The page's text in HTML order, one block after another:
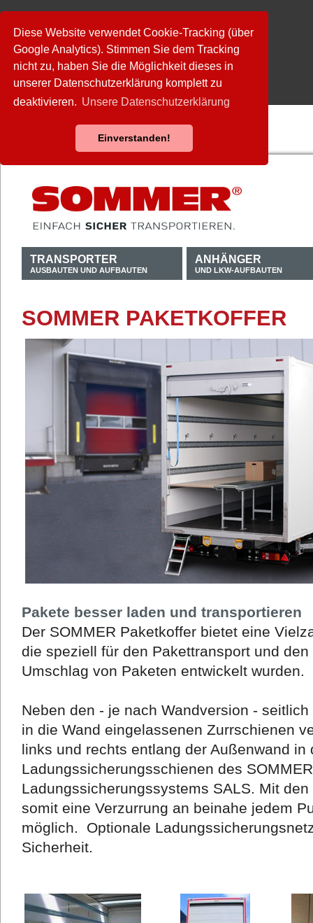
Diese Website verwendet Cookie-Tracking (über
Google Analytics). Stimmen Sie dem Tracking
nicht zu, haben Sie die Möglichkeit dieses in
unserer Datenschutzerklärung komplett zu
deaktivieren. Unsere Datenschutzerklärung
Einverstanden!
TRANSPORTER
AUSBAUTEN UND AUFBAUTEN
ANHÄNGER
UND LKW-AUFBAUTEN
SOMMER PAKETKOFFER
Pakete besser laden und transportieren
Der SOMMER Paketkoffer bietet eine
die speziell für den Pakettransport und
Umschlag von Paketen entwickelt wurden.
Neben den - je nach Wandversion -
in die Wand eingelassenen Zurrschienen
links und rechts entlang der Außenwand
Ladungssicherungsschienen des
Ladungssicherungssystems SALS. Mit
somit eine Verzurrung an beinahe jedem
möglich. Optionale
Sicherheit.